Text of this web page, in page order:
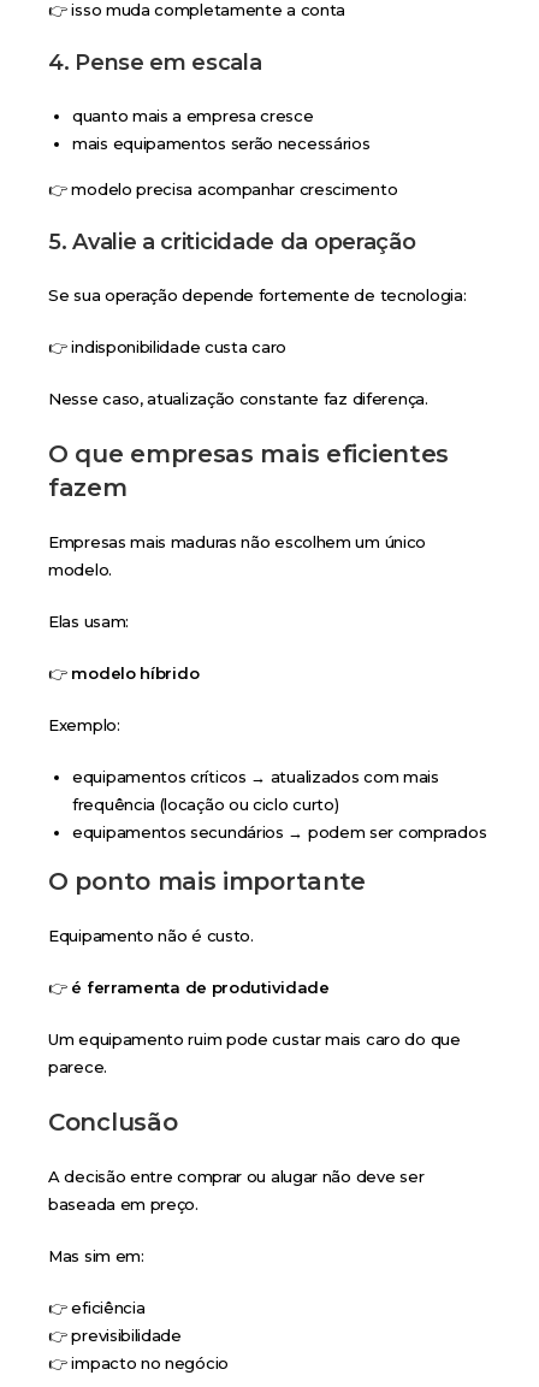
👉 isso muda completamente a conta
4. Pense em escala
quanto mais a empresa cresce
mais equipamentos serão necessários
👉 modelo precisa acompanhar crescimento
5. Avalie a criticidade da operação
Se sua operação depende fortemente de tecnologia:
👉 indisponibilidade custa caro
Nesse caso, atualização constante faz diferença.
O que empresas mais eficientes
fazem
Empresas mais maduras não escolhem um único
modelo.
Elas usam:
👉 modelo híbrido
Exemplo:
equipamentos críticos → atualizados com mais
frequência (locação ou ciclo curto)
equipamentos secundários → podem ser comprados
O ponto mais importante
Equipamento não é custo.
👉 é ferramenta de produtividade
Um equipamento ruim pode custar mais caro do que
parece.
Conclusão
A decisão entre comprar ou alugar não deve ser
baseada em preço.
Mas sim em:
👉 eficiência
👉 previsibilidade
👉 impacto no negócio